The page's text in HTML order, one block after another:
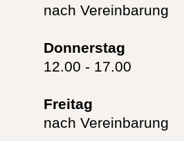
nach Vereinbarung
Donnerstag
12.00 - 17.00
Freitag
nach Vereinbarung